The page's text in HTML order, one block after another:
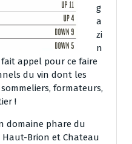
g
a
zi
n
appel pour ce faire
du vin dont les
formateurs,
!
domaine phare du
Brion​ et Chateau